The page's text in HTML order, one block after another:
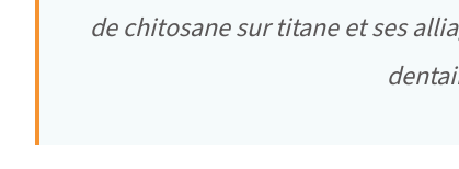
de chitosane sur titane et ses